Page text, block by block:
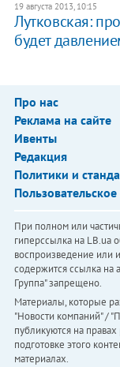
19 августа 2013, 10:15
Лутковская:
будет
Про нас
Реклама на сайте
Ивенты
Редакция
Политики и
При полном или
гиперссылка на LB.ua
воспроизведение или
содержится ссылка на
Группа" запрещено.
Материалы, которые
"Новости компаний" /
публикуются на
подготовке этого
материалах.